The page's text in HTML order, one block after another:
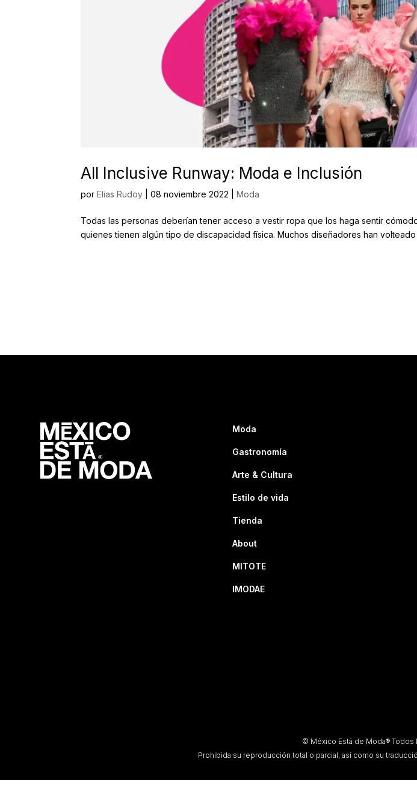
All Inclusive Runway: Moda e Inclusión
porElias Rudoy |08 noviembre 2022 |Moda
Todas las personas deberían tener acceso a vestir ropa que los haga sentir
quienes tienen algún tipo de discapacidad física. Muchos diseñadores han
Moda
Gastronomía
Arte & Cultura
Estilo de vida
Tienda
About
MITOTE
IMODAE
© México Está de Moda®
Prohibida su reproducción total o parcial, así como su